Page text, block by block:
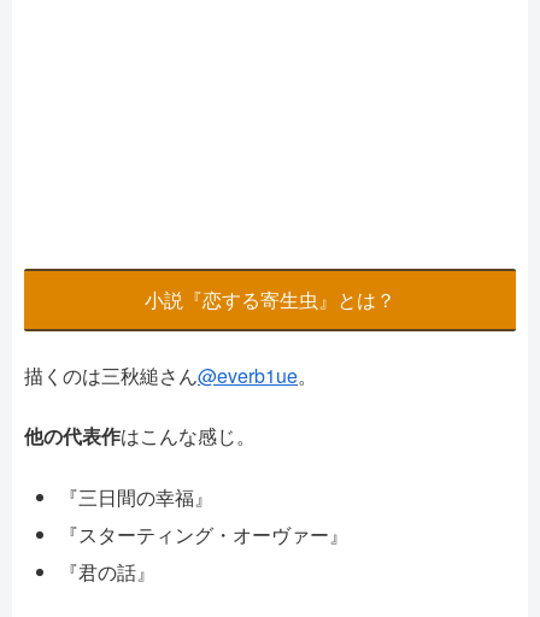
小説『恋する寄生虫』とは？
描くのは三秋縋さん@everb1ue。
他の代表作はこんな感じ。
『三日間の幸福』
『スターティング・オーヴァー』
『君の話』